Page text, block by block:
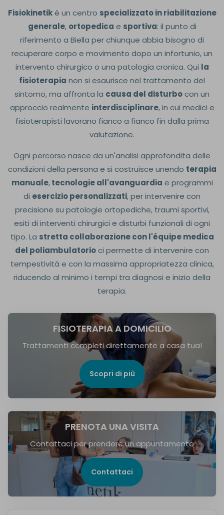
Fisiokinetikè un centro specializzato in riabilitazione
generale, ortopedica e sportiva: il punto di
riferimento a Biella per chiunque abbia bisogno di
recuperare corpo e movimento dopo un infortunio, un
intervento chirurgico o una patologia cronica. Qui la
fisioterapia non si esaurisce nel trattamento del
sintomo, ma affronta la causa del disturbocon un
approccio realmente interdisciplinare, in cui medici e
fisioterapisti lavorano fianco a fianco fin dalla prima
valutazione.
Ogni percorso nasce da un'analisi approfondita delle
condizioni della persona e si costruisce unendo terapia
manuale,tecnologie all'avanguardia e programmi
di esercizio personalizzati, per intervenire con
precisione su patologie ortopediche, traumi sportivi,
esiti di interventi chirurgici e disturbi funzionali di ogni
tipo. La stretta collaborazione con l'équipe medica
del poliambulatorioci permette di intervenire con
tempestività e con la massima appropriatezza clinica,
riducendo al minimo i tempi tra diagnosi e inizio della
terapia.
FISIOTERAPIA A DOMICILIO
Trattamenti completi direttamente a casa tua!
Scopri di più
PRENOTA UNA VISITA
Contattaci per prendere un appuntamento
Contattaci